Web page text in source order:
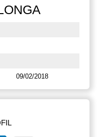
09/02/2018